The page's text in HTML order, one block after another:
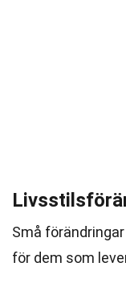
Små
för dem som